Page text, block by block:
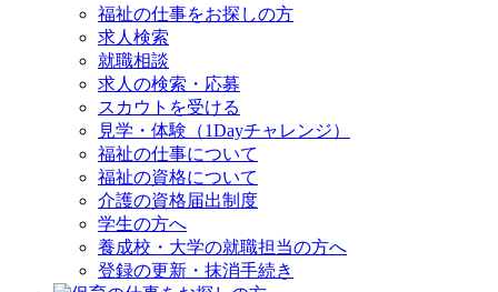
福祉の仕事をお探しの方
求人検索
就職相談
求人の検索・応募
スカウトを受ける
見学・体験（1Dayチャレンジ）
福祉の仕事について
福祉の資格について
介護の資格届出制度
学生の方へ
養成校・大学の就職担当の方へ
登録の更新・抹消手続き